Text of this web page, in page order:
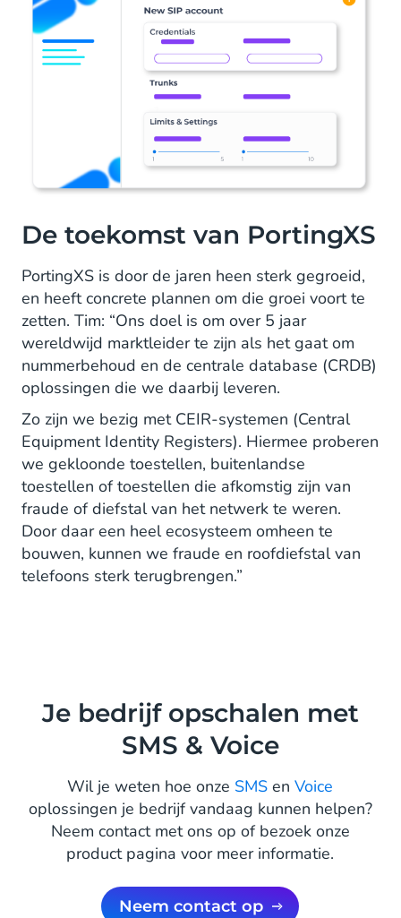
De toekomst van PortingXS
PortingXS is door de jaren heen sterk gegroeid,
en heeft concrete plannen om die groei voort te
zetten. Tim: “Ons doel is om over 5 jaar
wereldwijd marktleider te zijn als het gaat om
nummerbehoud en de centrale database (CRDB)
oplossingen die we daarbij leveren.
Zo zijn we bezig met CEIR-systemen (Central
Equipment Identity Registers). Hiermee proberen
we gekloonde toestellen, buitenlandse
toestellen of toestellen die afkomstig zijn van
fraude of diefstal van het netwerk te weren.
Door daar een heel ecosysteem omheen te
bouwen, kunnen we fraude en roofdiefstal van
telefoons sterk terugbrengen.”
Je bedrijf opschalen met
SMS & Voice
Wil je weten hoe onze SMS enVoice
oplossingen je bedrijf vandaag kunnen helpen?
Neem contact met ons op of bezoek onze
product pagina voor meer informatie.
Neem contact op